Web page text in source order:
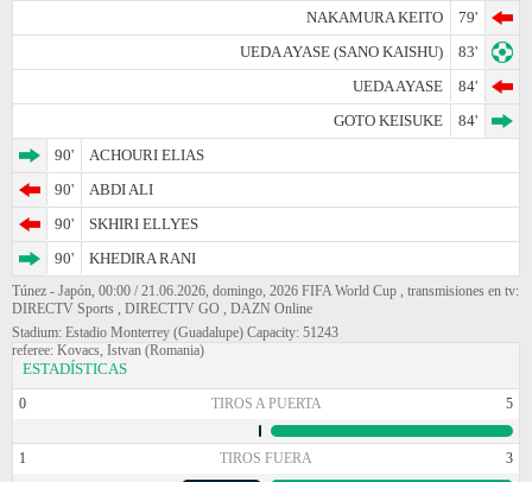
NAKAMURA KEITO
79'
UEDA AYASE (SANO KAISHU)
83'
UEDA AYASE
84'
GOTO KEISUKE
84'
90'
ACHOURI ELIAS
90'
ABDI ALI
90'
SKHIRI ELLYES
90'
KHEDIRA RANI
Túnez - Japón, 00:00 / 21.06.2026, domingo, 2026 FIFA World Cup , transmisiones en tv:
DIRECTV Sports , DIRECTTV GO , DAZN Online
Stadium: Estadio Monterrey (Guadalupe) Capacity: 51243
referee: Kovacs, Istvan (Romania)
ESTADÍSTICAS
0 TIROS A PUERTA 5
1 TIROS FUERA 3